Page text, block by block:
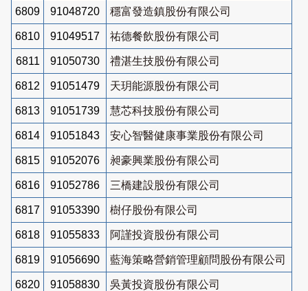
6809 91048720 穩富發造鎮股份有限公司
6810 91049517 祐德餐飲股份有限公司
6811 91050730 禮湛生技股份有限公司
6812 91051479 天玥能源股份有限公司
6813 91051739 慧芯科技股份有限公司
6814 91051843 安心智醫健康事業股份有限公司
6815 91052076 昶豪興業股份有限公司
6816 91052786 三橋建設股份有限公司
6817 91053390 樹仔股份有限公司
6818 91055833 阿謹投資股份有限公司
6819 91056690 藍海策略營銷管理顧問股份有限公司
6820 91058830 吳黃投資股份有限公司